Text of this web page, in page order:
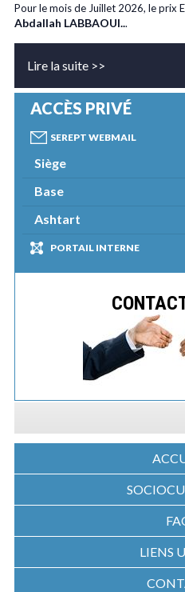
Pour le mois de Juillet 2026, le prix
Abdallah LABBAOUI...
Lire la suite >>
ACCÈS PRIVÉ
SEREPT WEBMAIL
Siège
Base
Ashtart
PORTAIL INTERNE
LIENS